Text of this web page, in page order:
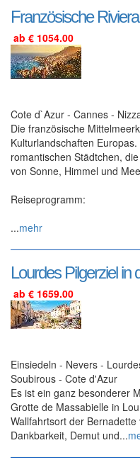
Französische Riviera
ab € 1054.00
Cote d`Azur - Cannes -
Die französische
Kulturlandschaften
romantischen Städtchen,
von Sonne, Himmel und
Reiseprogramm:
...mehr
Lourdes Pilgerziel in
ab € 1659.00
Einsiedeln - Nevers -
Soubirous - Cote d'Azur
Es ist ein ganz besonderer
Grotte de Massabielle in
Wallfahrtsort der
Dankbarkeit, Demut und...